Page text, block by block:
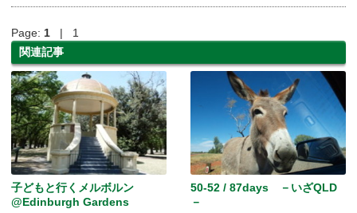
Page: 1 | 1
関連記事
子どもと行くメルボルン
@Edinburgh Gardens
50-52 / 87days －いざQLD
－